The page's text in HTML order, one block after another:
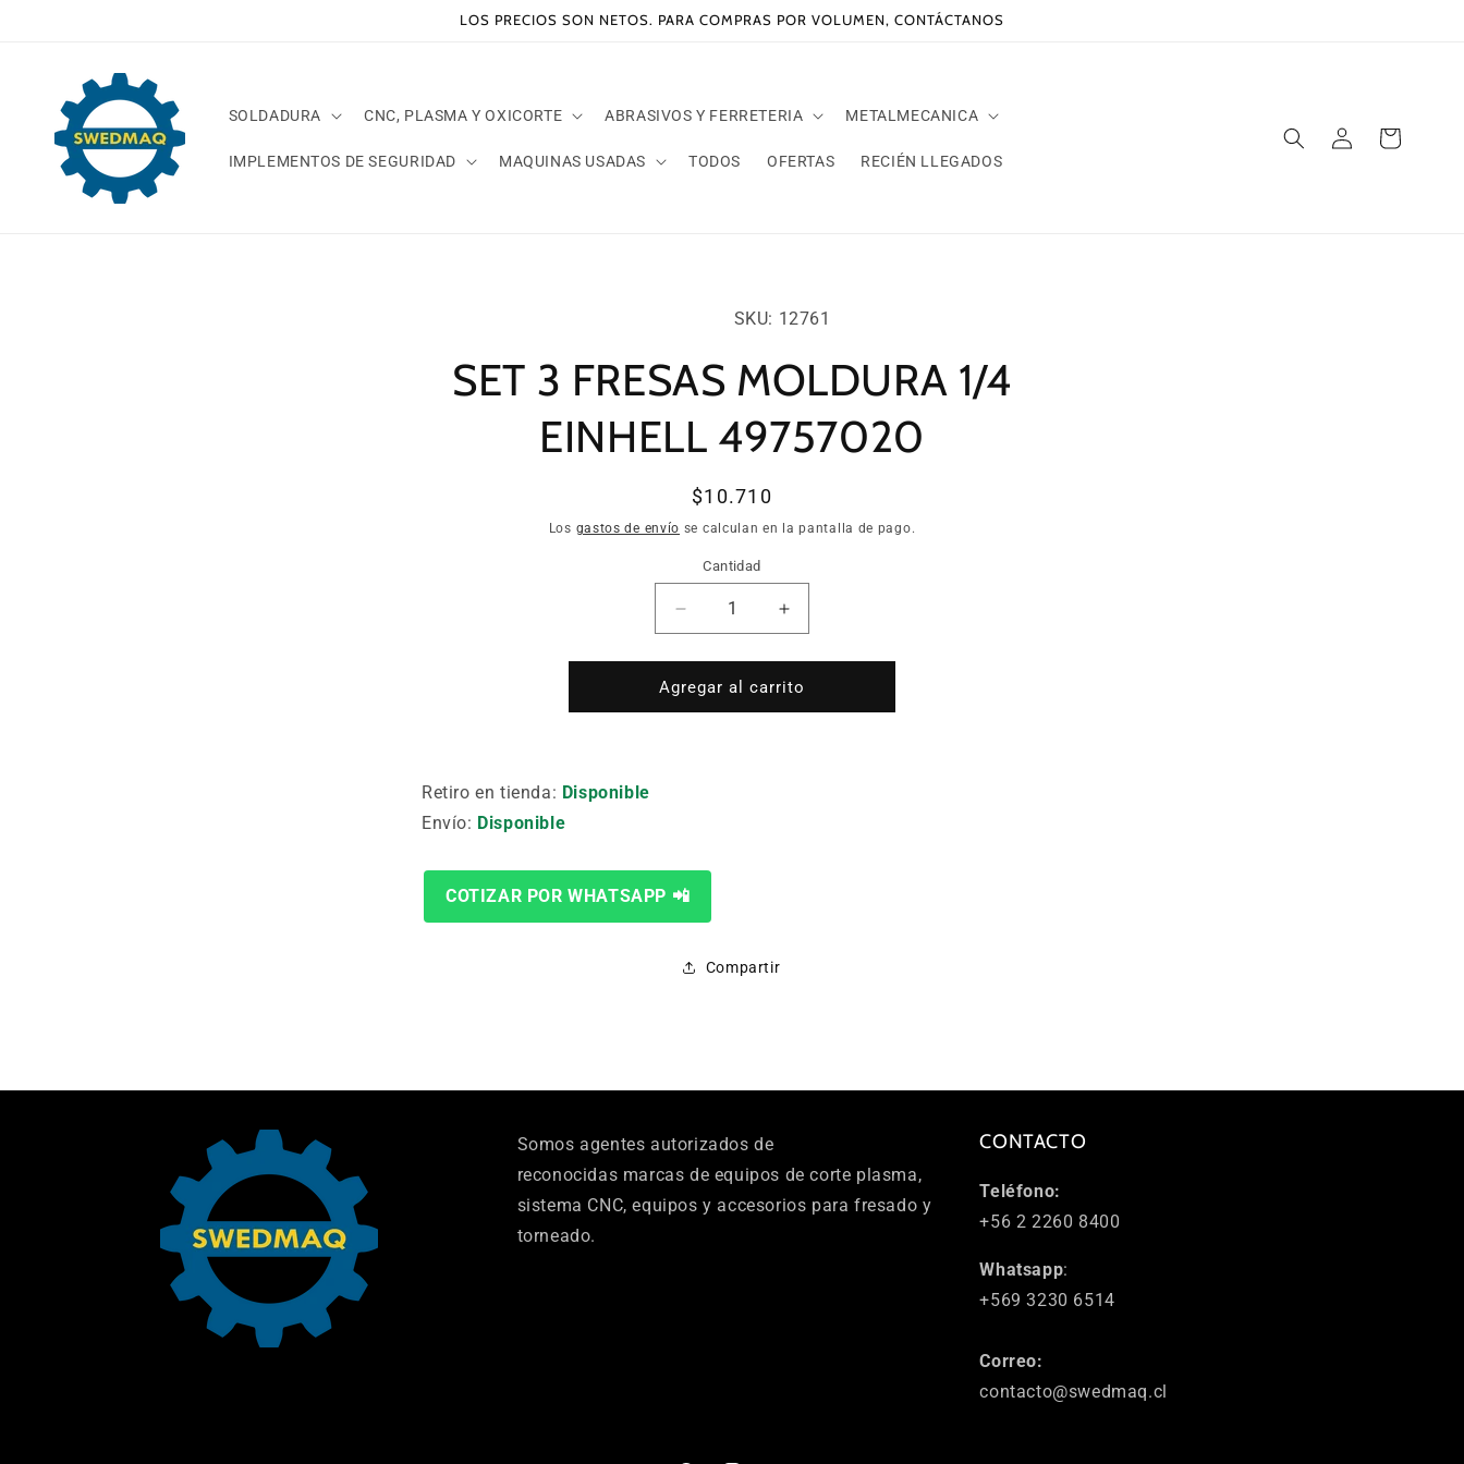
LOS PRECIOS SON NETOS. PARA COMPRAS POR VOLUMEN, CONTÁCTANOS
SOLDADURA CNC, PLASMA Y OXICORTE ABRASIVOS Y FERRETERIA METALMECANICA
IMPLEMENTOS DE SEGURIDAD MAQUINAS USADAS TODOS OFERTAS RECIÉN LLEGADOS
sesión
Carrito
SKU: 12761
SET 3 FRESAS MOLDURA 1/4
EINHELL 49757020
Precio
habitual
$10.710
Los gastos de envío se calculan en la pantalla de pago.
Cantidad
Cantidad
Reducir
cantidad
para
SET
3
Aumentar
cantidad
para
SET
3
Agregar al carrito
Retiro en tienda: Disponible
Envío: Disponible
COTIZAR POR WHATSAPP 📲
Compartir
Somos agentes autorizados de
reconocidas marcas de equipos de corte plasma,
sistema CNC, equipos y accesorios para fresado y
torneado.
CONTACTO
Teléfono:
+56 2 2260 8400
Whatsapp:
+569 3230 6514
Correo:
contacto@swedmaq.cl